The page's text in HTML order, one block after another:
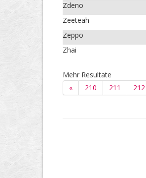
Zdeno
Zeeteah
Zeppo
Zhai
Mehr Resultate
«
210 211 212